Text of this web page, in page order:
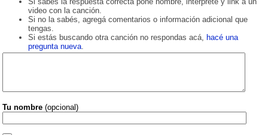
video con la canción.
Si no la sabés, agregá comentarios o información adicional que
tengas.
Si estás buscando otra canción no respondas acá, hacé una
pregunta nueva.
Tu nombre (opcional)